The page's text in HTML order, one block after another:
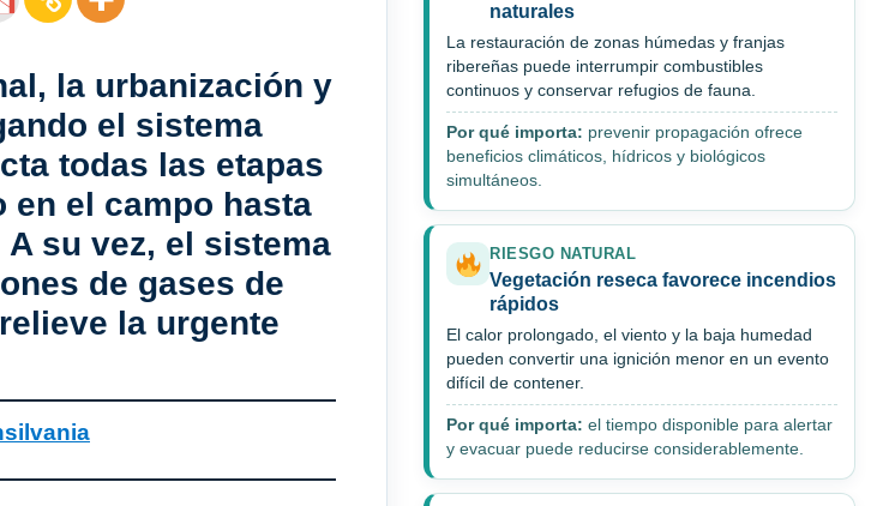
la urbanización y
el sistema
todas las etapas
en el campo hasta
su vez, el sistema
de gases de
la urgente
naturales
La restauración de zonas húmedas y franjas
ribereñas puede interrumpir combustibles
continuos y conservar refugios de fauna.
Por qué importa: prevenir propagación ofrece
beneficios climáticos, hídricos y biológicos
simultáneos.
RIESGO NATURAL
Vegetación reseca favorece incendios
rápidos
El calor prolongado, el viento y la baja humedad
pueden convertir una ignición menor en un evento
difícil de contener.
Por qué importa: el tiempo disponible para alertar
y evacuar puede reducirse considerablemente.